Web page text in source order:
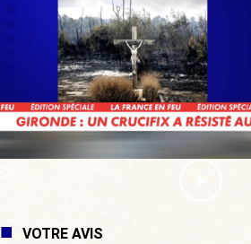
VOTRE AVIS